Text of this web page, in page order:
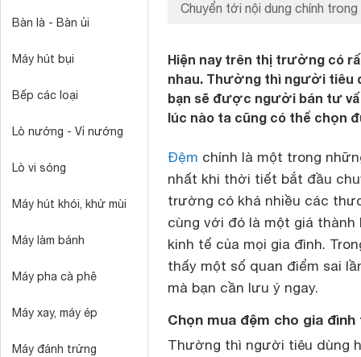
Bàn là - Bàn ủi
Máy hút bụi
Bếp các loại
Lò nướng - Vỉ nướng
Lò vi sóng
Máy hút khói, khử mùi
Máy làm bánh
Máy pha cà phê
Máy xay, máy ép
Máy đánh trứng
Chuyển tới nội dung chính trong
Hiện nay trên thị trường có
nhau. Thường thì người tiêu
bạn sẽ được người bán tư
lúc nào ta cũng có thể chọn
Đệm chính là một trong
nhất khi thời tiết bắt đầu
trường có khá nhiều các
cùng với đó là một giá
kinh tế của mọi gia đình.
thấy một số quan điểm sai
mà bạn cần lưu ý ngay.
Chọn mua đệm cho gia
Thường thì người tiêu dùng